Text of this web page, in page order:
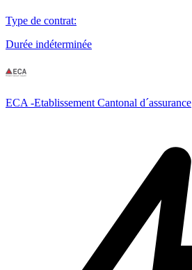
Type de contrat:
Durée indéterminée
ECA -Etablissement Cantonal d´assurance